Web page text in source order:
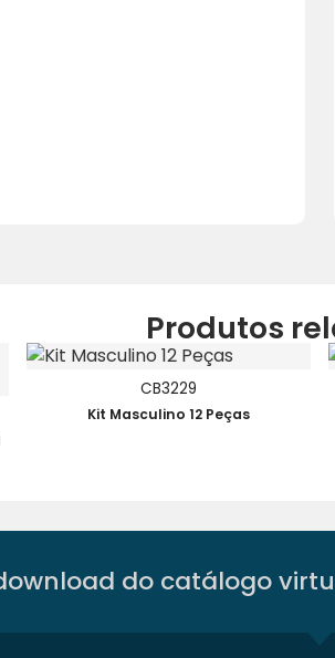
Produtos
CB3229
Kit Masculino 12 Peças
do catálogo